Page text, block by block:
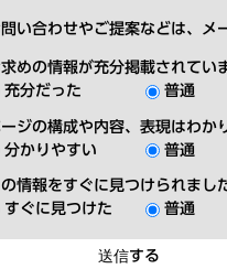
い合わせやご提案などは、メ
めの情報が充分掲載されてい
充分だった
普通
ジの構成や内容、表現はわか
分かりやすい
普通
情報をすぐに見つけられまし
すぐに見つけた
普通